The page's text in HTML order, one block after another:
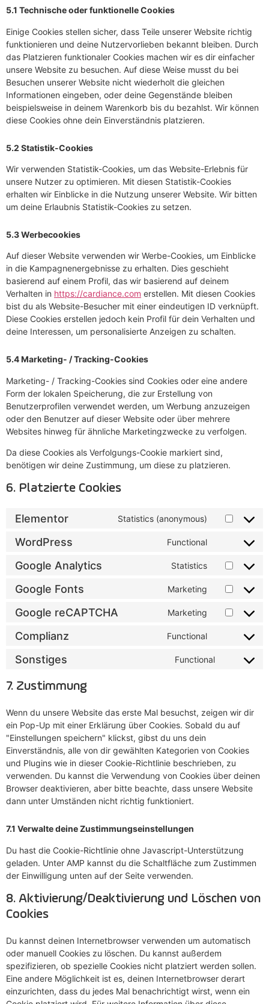
5.1 Technische oder funktionelle Cookies
Einige Cookies stellen sicher, dass Teile unserer Website richtig
funktionieren und deine Nutzervorlieben bekannt bleiben. Durch
das Platzieren funktionaler Cookies machen wir es dir einfacher
unsere Website zu besuchen. Auf diese Weise musst du bei
Besuchen unserer Website nicht wiederholt die gleichen
Informationen eingeben, oder deine Gegenstände bleiben
beispielsweise in deinem Warenkorb bis du bezahlst. Wir können
diese Cookies ohne dein Einverständnis platzieren.
5.2 Statistik-Cookies
Wir verwenden Statistik-Cookies, um das Website-Erlebnis für
unsere Nutzer zu optimieren. Mit diesen Statistik-Cookies
erhalten wir Einblicke in die Nutzung unserer Website. Wir bitten
um deine Erlaubnis Statistik-Cookies zu setzen.
5.3 Werbecookies
Auf dieser Website verwenden wir Werbe-Cookies, um Einblicke
in die Kampagnenergebnisse zu erhalten. Dies geschieht
basierend auf einem Profil, das wir basierend auf deinem
Verhalten in https://cardiance.com erstellen. Mit diesen Cookies
bist du als Website-Besucher mit einer eindeutigen ID verknüpft.
Diese Cookies erstellen jedoch kein Profil für dein Verhalten und
deine Interessen, um personalisierte Anzeigen zu schalten.
5.4 Marketing- / Tracking-Cookies
Marketing- / Tracking-Cookies sind Cookies oder eine andere
Form der lokalen Speicherung, die zur Erstellung von
Benutzerprofilen verwendet werden, um Werbung anzuzeigen
oder den Benutzer auf dieser Website oder über mehrere
Websites hinweg für ähnliche Marketingzwecke zu verfolgen.
Da diese Cookies als Verfolgungs-Cookie markiert sind,
benötigen wir deine Zustimmung, um diese zu platzieren.
6. Platzierte Cookies
Elementor Statistics (anonymous)
WordPress Functional
Google Analytics Statistics
Google Fonts Marketing
Google reCAPTCHA Marketing
Complianz Functional
Sonstiges Functional
7. Zustimmung
Wenn du unsere Website das erste Mal besuchst, zeigen wir dir
ein Pop-Up mit einer Erklärung über Cookies. Sobald du auf
"Einstellungen speichern" klickst, gibst du uns dein
Einverständnis, alle von dir gewählten Kategorien von Cookies
und Plugins wie in dieser Cookie-Richtlinie beschrieben, zu
verwenden. Du kannst die Verwendung von Cookies über deinen
Browser deaktivieren, aber bitte beachte, dass unsere Website
dann unter Umständen nicht richtig funktioniert.
7.1 Verwalte deine Zustimmungseinstellungen
Du hast die Cookie-Richtlinie ohne Javascript-Unterstützung
geladen. Unter AMP kannst du die Schaltfläche zum Zustimmen
der Einwilligung unten auf der Seite verwenden.
8. Aktivierung/Deaktivierung und Löschen von
Cookies
Du kannst deinen Internetbrowser verwenden um automatisch
oder manuell Cookies zu löschen. Du kannst außerdem
spezifizieren, ob spezielle Cookies nicht platziert werden sollen.
Eine andere Möglichkeit ist es, deinen Internetbrowser derart
einzurichten, dass du jedes Mal benachrichtigt wirst, wenn ein